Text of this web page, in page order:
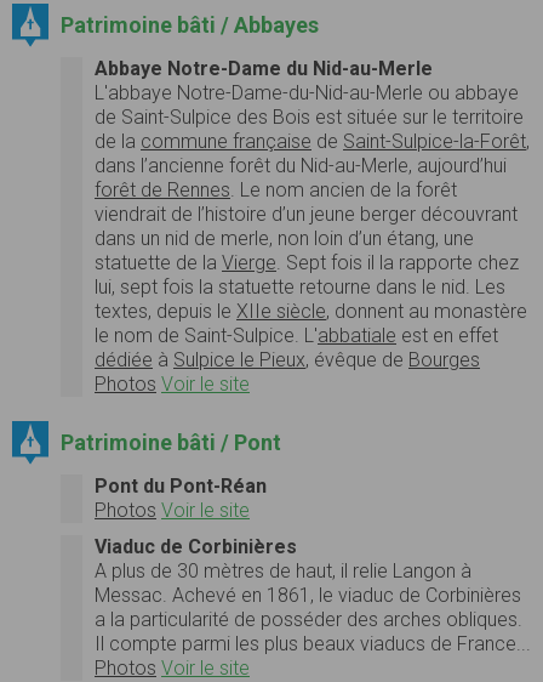
Patrimoine bâti / Abbayes
Abbaye Notre-Dame du Nid-au-Merle
L'abbaye Notre-Dame-du-Nid-au-Merle ou abbaye
de Saint-Sulpice des Bois est située sur le territoire
de la commune française de Saint-Sulpice-la-Forêt,
dans l’ancienne forêt du Nid-au-Merle, aujourd’hui
forêt de Rennes. Le nom ancien de la forêt
viendrait de l’histoire d’un jeune berger découvrant
dans un nid de merle, non loin d’un étang, une
statuette de la Vierge. Sept fois il la rapporte chez
lui, sept fois la statuette retourne dans le nid. Les
textes, depuis le XIIe siècle, donnent au monastère
le nom de Saint-Sulpice. L'abbatiale est en effet
dédiée à Sulpice le Pieux, évêque de Bourges
Photos Voir le site
Patrimoine bâti / Pont
Pont du Pont-Réan
Photos Voir le site
Viaduc de Corbinières
A plus de 30 mètres de haut, il relie Langon à
Messac. Achevé en 1861, le viaduc de Corbinières
a la particularité de posséder des arches obliques.
Il compte parmi les plus beaux viaducs de France...
Photos Voir le site